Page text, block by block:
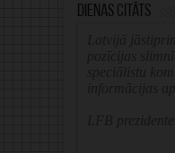
Dienas citāts